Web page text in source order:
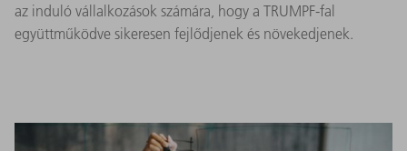
az induló vállalkozások számára, hogy a TRUMPF-fal
együttműködve sikeresen fejlődjenek és növekedjenek.